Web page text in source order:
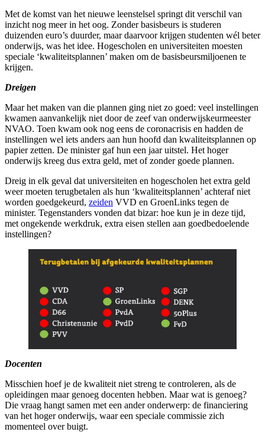
Met de komst van het nieuwe leenstelsel springt dit verschil van
inzicht nog meer in het oog. Zonder basisbeurs is studeren
duizenden euro’s duurder, maar daarvoor krijgen studenten wél beter
onderwijs, was het idee. Hogescholen en universiteiten moesten
speciale ‘kwaliteitsplannen’ maken om de basisbeursmiljoenen te
krijgen.
Dreigen
Maar het maken van die plannen ging niet zo goed: veel instellingen
kwamen aanvankelijk niet door de zeef van onderwijskeurmeester
NVAO. Toen kwam ook nog eens de coronacrisis en hadden de
instellingen wel iets anders aan hun hoofd dan kwaliteitsplannen op
papier zetten. De minister gaf hun een jaar uitstel. Het hoger
onderwijs kreeg dus extra geld, met of zonder goede plannen.
Dreig in elk geval dat universiteiten en hogescholen het extra geld
weer moeten terugbetalen als hun ‘kwaliteitsplannen’ achteraf niet
worden goedgekeurd, zeiden VVD en GroenLinks tegen de
minister. Tegenstanders vonden dat bizar: hoe kun je in deze tijd,
met ongekende werkdruk, extra eisen stellen aan goedbedoelende
instellingen?
Docenten
Misschien hoef je de kwaliteit niet streng te controleren, als de
opleidingen maar genoeg docenten hebben. Maar wat is genoeg?
Die vraag hangt samen met een ander onderwerp: de financiering
van het hoger onderwijs, waar een speciale commissie zich
momenteel over buigt.